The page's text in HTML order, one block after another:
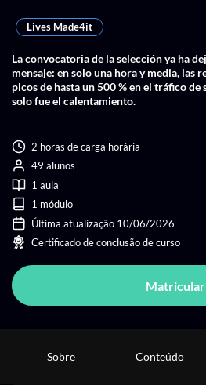
La convocatoria de la selección ya ha
mensaje: en solo una hora y media, las
picos de hasta un 500 % en el tráfico de
solo fue el calentamiento.
Lives Made4it
2 horas de carga horária
49 alunos
1 aula
1 módulo
Última atualização 10/06/2026
Certificado de conclusão de curso
Matricular
Sobre Conteúdo